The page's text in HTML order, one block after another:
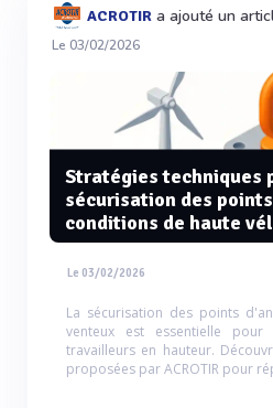
ACROTIR a ajouté un
Le 03/02/2026
Stratégies techniques
sécurisation des
conditions de haute
Le 03/02/2026
La sécurisation des points
venteux est essentielle
travailleurs en hauteur.
proposées par ACROTIR pour